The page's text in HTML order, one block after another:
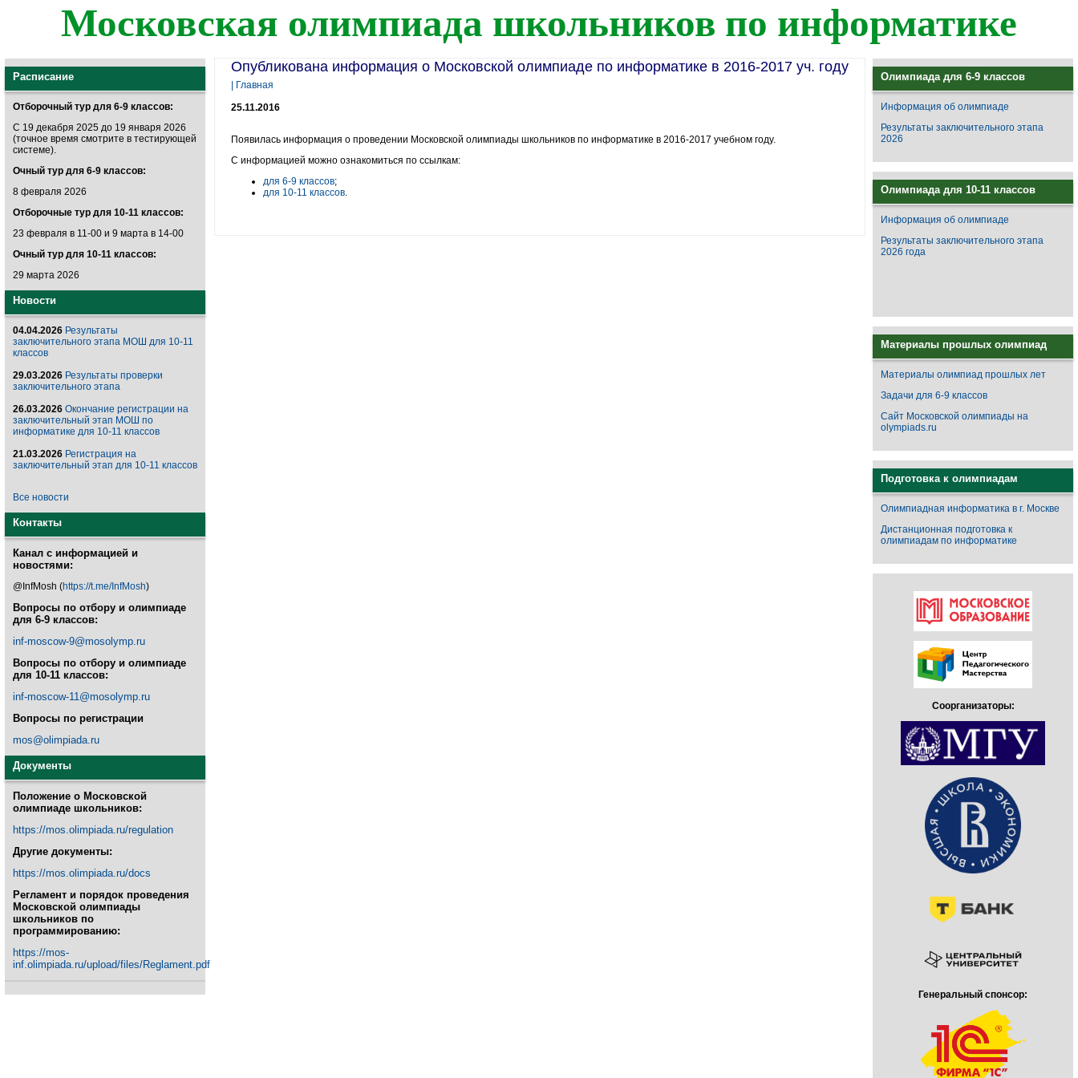
Московская олимпиада школьников по информатике
Расписание
Отборочный тур для 6-9 классов:
С 19 декабря 2025 до 19 января 2026
(точное время смотрите в тестирующей
системе).
Очный тур для 6-9 классов:
8 февраля 2026
Отборочные тур для 10-11 классов:
23 февраля в 11-00 и 9 марта в 14-00
Очный тур для 10-11 классов:
29 марта 2026
Новости
04.04.2026 Результаты
заключительного этапа МОШ для 10-11
классов
29.03.2026 Результаты проверки
заключительного этапа
26.03.2026 Окончание регистрации на
заключительный этап МОШ по
информатике для 10-11 классов
21.03.2026 Регистрация на
заключительный этап для 10-11 классов
Все новости
Контакты
Канал с информацией и
новостями:
@InfMosh (https://t.me/InfMosh)
Вопросы по отбору и олимпиаде
для 6-9 классов:
inf-moscow-9@mosolymp.ru
Вопросы по отбору и олимпиаде
для 10-11 классов:
inf-moscow-11@mosolymp.ru
Вопросы по регистрации
mos@olimpiada.ru
Документы
Положение о Московской
олимпиаде школьников:
https://mos.olimpiada.ru/regulation
Другие документы:
https://mos.olimpiada.ru/docs
Регламент и порядок проведения
Московской олимпиады
школьников по
программированию:
https://mos-
inf.olimpiada.ru/upload/files/Reglament.pdf
Опубликована информация о Московской олимпиаде по информатике в 2016-2017 уч. году
| Главная
25.11.2016
Появилась информация о проведении Московской олимпиады школьников по информатике в 2016-2017 учебном году.
С информацией можно ознакомиться по ссылкам:
для 6-9 классов;
для 10-11 классов.
Олимпиада для 6-9 классов
Информация об олимпиаде
Результаты заключительного этапа
2026
Олимпиада для 10-11 классов
Информация об олимпиаде
Результаты заключительного этапа
2026 года
Материалы прошлых олимпиад
Материалы олимпиад прошлых лет
Задачи для 6-9 классов
Сайт Московской олимпиады на
olympiads.ru
Подготовка к олимпиадам
Олимпиадная информатика в г. Москве
Дистанционная подготовка к
олимпиадам по информатике
Соорганизаторы:
Генеральный спонсор: